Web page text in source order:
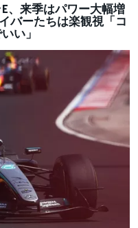
、来季はパワー大幅増
バーたちは楽観視「コ
い」